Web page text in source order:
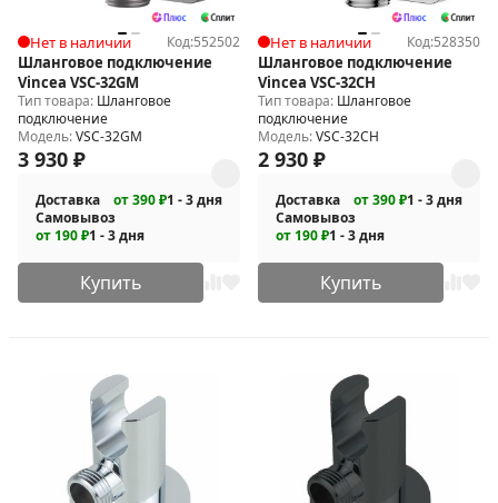
Нет в наличии Код:552502
Шланговое подключение
Vincea VSC-32GM
Тип товара: Шланговое
подключение
Модель:VSC-32GM
3 930 ₽
Доставка от 390 ₽1 - 3 дня
Самовывоз
от 190 ₽1 - 3 дня
Купить
Нет в наличии Код:528350
Шланговое подключение
Vincea VSC-32CH
Тип товара: Шланговое
подключение
Модель:VSC-32CH
2 930 ₽
Доставка от 390 ₽1 - 3 дня
Самовывоз
от 190 ₽1 - 3 дня
Купить